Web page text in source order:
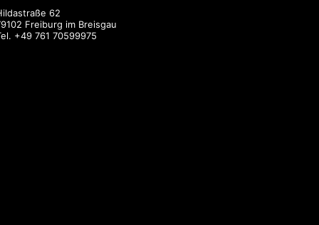
62
Freiburg im Breisgau
+49 761 70599975